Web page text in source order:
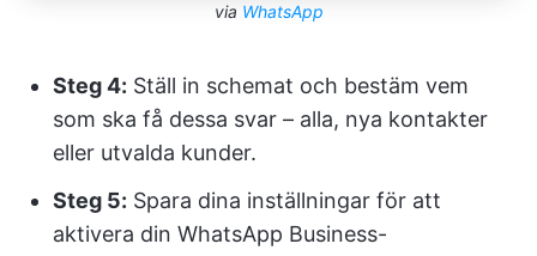
via WhatsApp
Steg 4: Ställ in schemat och bestäm vem
som ska få dessa svar – alla, nya kontakter
eller utvalda kunder.
Steg 5: Spara dina inställningar för att
aktivera din WhatsApp Business-